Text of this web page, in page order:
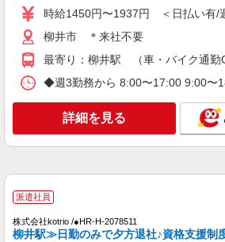
時給1450円〜1937円
通費全支給(ガソリン代含
キープ
時給1450円〜1937円 ＜日払い有/
柳井市 ＊来社不要
最寄り：柳井駅 （車・バイク通勤
◆週3勤務から 8:00〜17:00 9:00〜
詳細を見る
派遣社員
株式会社kotrio /●HR-H-2078511
柳井駅≫日勤のみで夕方退社♪資格支援制